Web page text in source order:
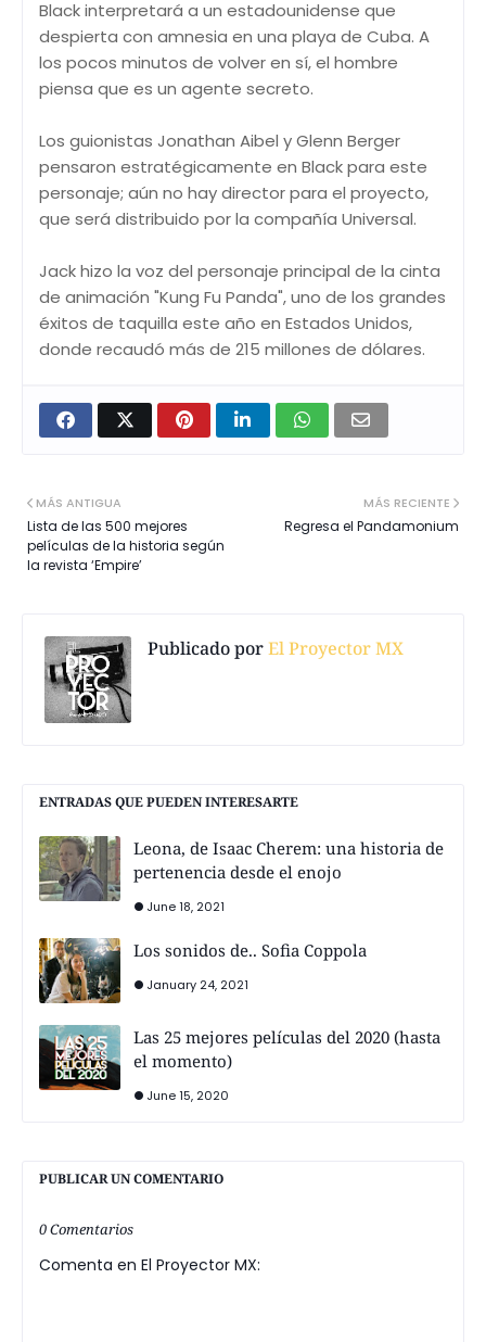
Black interpretará a un estadounidense que
despierta con amnesia en una playa de Cuba. A
los pocos minutos de volver en sí, el hombre
piensa que es un agente secreto.
Los guionistas Jonathan Aibel y Glenn Berger
pensaron estratégicamente en Black para este
personaje; aún no hay director para el proyecto,
que será distribuido por la compañía Universal.
Jack hizo la voz del personaje principal de la cinta
de animación "Kung Fu Panda", uno de los grandes
éxitos de taquilla este año en Estados Unidos,
donde recaudó más de 215 millones de dólares.
MÁS RECIENTE
Regresa el Pandamonium
MÁS ANTIGUA
Lista de las 500 mejores
películas de la historia según
la revista ‘Empire’
Publicado porEl Proyector MX
ENTRADAS QUE PUEDEN INTERESARTE
Leona, de Isaac Cherem: una historia de
pertenencia desde el enojo
June 18, 2021
Los sonidos de.. Sofia Coppola
January 24, 2021
Las 25 mejores películas del 2020 (hasta
el momento)
June 15, 2020
PUBLICAR UN COMENTARIO
0 Comentarios
Comenta en El Proyector MX: